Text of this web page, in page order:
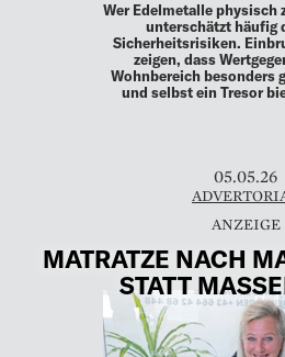
Wer Edelmetalle physisch
unterschätzt häufig
Sicherheitsrisiken.
zeigen, dass
Wohnbereich besonders
und selbst ein Tresor
05.05.26
MATRATZE NACH
STATT